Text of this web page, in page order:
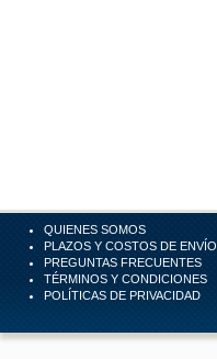
QUIENES SOMOS
PLAZOS Y COSTOS DE ENVÍO
PREGUNTAS FRECUENTES
TÉRMINOS Y CONDICIONES
POLÍTICAS DE PRIVACIDAD